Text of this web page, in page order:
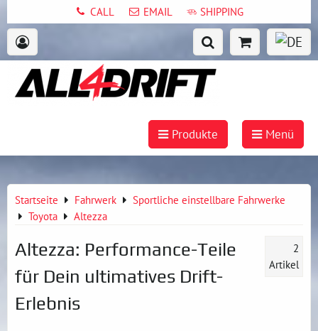
CALL EMAIL SHIPPING
Produkte Menü
Startseite Fahrwerk
Sportliche einstellbare Fahrwerke
Toyota
Altezza
Altezza: Performance-Teile
für Dein ultimatives Drift-
Erlebnis
2
Artikel